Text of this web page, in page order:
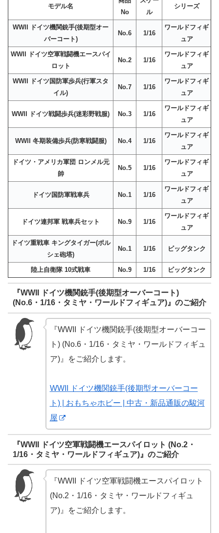
モデル名
No
ル
シリーズ
WWII ドイツ機関銃手(後期型オー
バーコート)
No.6 1/16
ワールドフィギ
ュア
WWII ドイツ空軍戦闘機エースパイ
ロット
No.2 1/16
ワールドフィギ
ュア
WWII ドイツ国防軍歩兵(行軍スタ
イル)
No.7 1/16
ワールドフィギ
ュア
WWII ドイツ戦闘歩兵(迷彩野戦服) No.3 1/16
ワールドフィギ
ュア
WWII 冬期装備歩兵(防寒戦闘服) No.4 1/16
ワールドフィギ
ュア
ドイツ・アメリカ軍団 ロンメル元
帥
No.5 1/16
ワールドフィギ
ュア
ドイツ国防軍戦車兵 No.1 1/16
ワールドフィギ
ュア
ドイツ連邦軍 戦車兵セット No.9 1/16
ワールドフィギ
ュア
ドイツ重戦車 キングタイガー(ポル
シェ砲塔)
No.1 1/16 ビッグタンク
陸上自衛隊 10式戦車 No.9 1/16 ビッグタンク
『WWII ドイツ機関銃手(後期型オーバーコート)
(No.6・1/16・タミヤ・ワールドフィギュア)』のご紹介
『WWII ドイツ機関銃手(後期型オーバーコー
ト) (No.6・1/16・タミヤ・ワールドフィギュ
ア)』をご紹介します。
WWII ドイツ機関銃手(後期型オーバーコー
ト) | おもちゃホビー | 中古・新品通販の駿河
屋
『WWII ドイツ空軍戦闘機エースパイロット (No.2・
1/16・タミヤ・ワールドフィギュア)』のご紹介
『WWII ドイツ空軍戦闘機エースパイロット
(No.2・1/16・タミヤ・ワールドフィギュ
ア)』をご紹介します。